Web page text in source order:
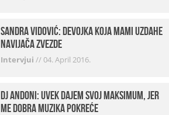
Sandra Vidović: devojka koja mami uzdahe
navijača Zvezde
Intervjui //04. April 2016.
Dj Andoni: Uvek dajem svoj maksimum, jer
me dobra muzika pokreće